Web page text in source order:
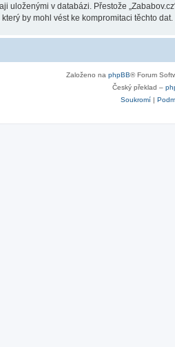
v databázi. Přestože
by mohl vést ke kompromitaci těchto dat.
Založeno na phpBB® Forum
Český překlad –
Soukromí|